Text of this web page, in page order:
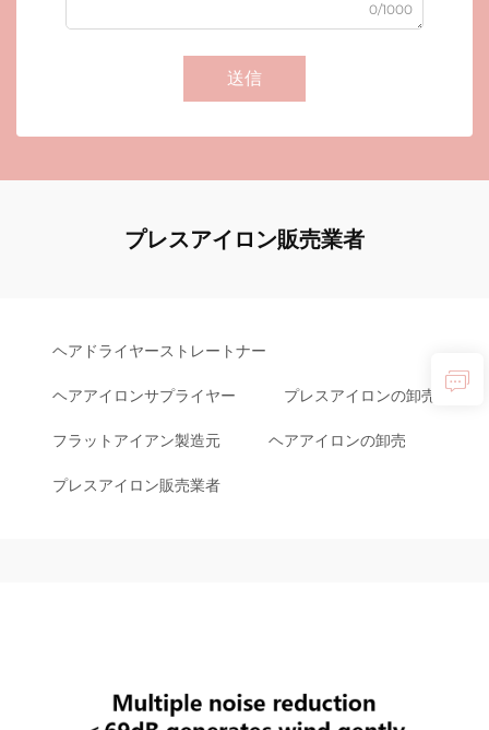
0/1000
送信
プレスアイロン販売業者
ヘアドライヤーストレートナー
ヘアアイロンサプライヤー プレスアイロンの卸売
フラットアイアン製造元 ヘアアイロンの卸売
プレスアイロン販売業者